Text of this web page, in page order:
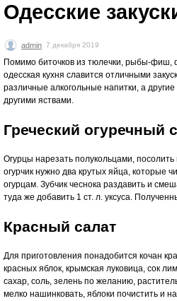
Одесские
admin 7 декабря 2019
Помимо биточков из тюлечки, рыбы-фиш,
одесская кухня славится отличными
различные алкогольные напитки, а
другими яствами.
Греческий огуречный
Огурцы нарезать полукольцами,
огурчик нужно два крутых яйца, которые
огурцам. Зубчик чеснока раздавить и
туда же добавить 1 ст. л. уксуса.
Красный салат
Для приготовления понадобится кочан
красных яблок, крымская луковица, сок
сахар, соль, зелень по желанию,
мелко нашинковать, яблоки почистить и